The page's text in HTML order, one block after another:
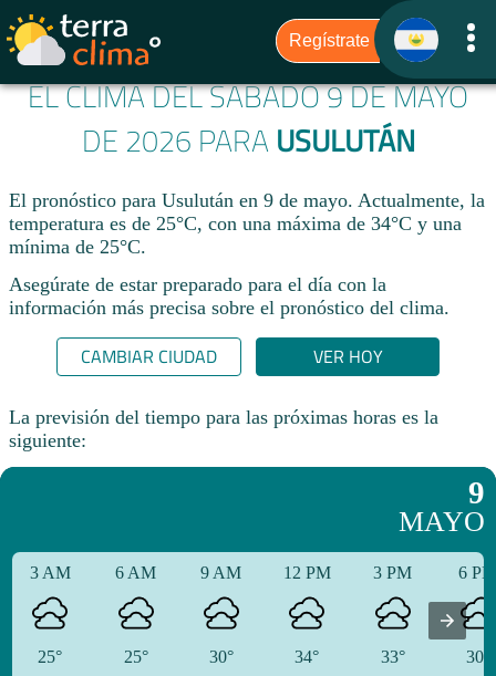
EL CLIMA DEL SÁBADO 9 DE MAYO
DE 2026 PARA USULUTÁN
El pronóstico para Usulután en 9 de mayo. Actualmente, la
temperatura es de 25°C, con una máxima de 34°C y una
mínima de 25°C.
Asegúrate de estar preparado para el día con la
información más precisa sobre el pronóstico del clima.
CAMBIAR CIUDAD VER HOY
La previsión del tiempo para las próximas horas es la
siguiente:
9
MAYO
3 AM
25°
6 AM
25°
9 AM
30°
12 PM
34°
3 PM
33°
6
30°